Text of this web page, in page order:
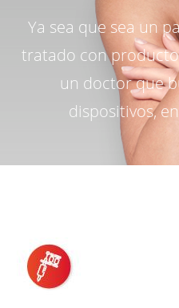
Ya sea que sea un
tratado con
un doctor que
dispositivos,